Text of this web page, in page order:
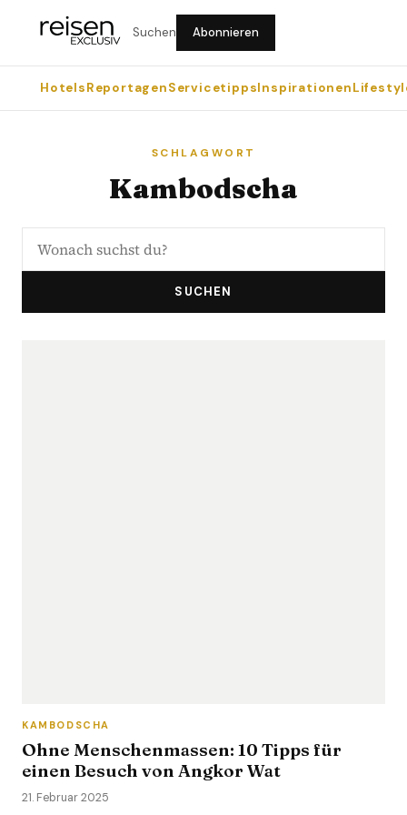
Suchen Abonnieren
HotelsReportagenServicetippsInspirationen
SCHLAGWORT
Kambodscha
SUCHEN
KAMBODSCHA
Ohne Menschenmassen: 10 Tipps für
einen Besuch von Angkor Wat
21. Februar 2025